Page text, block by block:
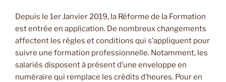
Depuis le 1er Janvier 2019, la Réforme de la Formation
est entrée en application. De nombreux changements
affectent les règles et conditions qui s’appliquent pour
suivre une formation professionnelle. Notamment, les
salariés disposent à présent d’une enveloppe en
numéraire qui remplace les crédits d’heures. Pour en